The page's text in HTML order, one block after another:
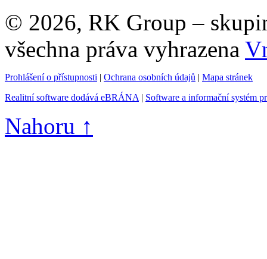
© 2026, RK Group –
všechna práva vyhrazena
Prohlášení o přístupnosti Ochrana osobních údajů
Mapa stránek
Realitní software dodává eBRÁNA| Software a informační systém
Nahoru ↑